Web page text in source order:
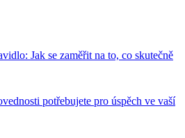
Jak se zaměřit na to, co skutečně